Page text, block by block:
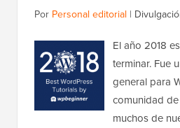
Por Personal editorial |
El año 2018
terminar. Fue
general para
comunidad
muchos de